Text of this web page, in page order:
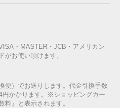
・MASTER・JCB・アメリカン
がお使い頂けます。
便）でお送りします。代金引換手数
円かかります。※ショッピングカー
料』と表示されます。